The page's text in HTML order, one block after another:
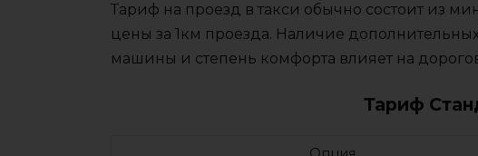
Тариф на проезд в такси обычно состоит из
цены за 1км проезда. Наличие
машины и степень комфорта влияет на
Тариф